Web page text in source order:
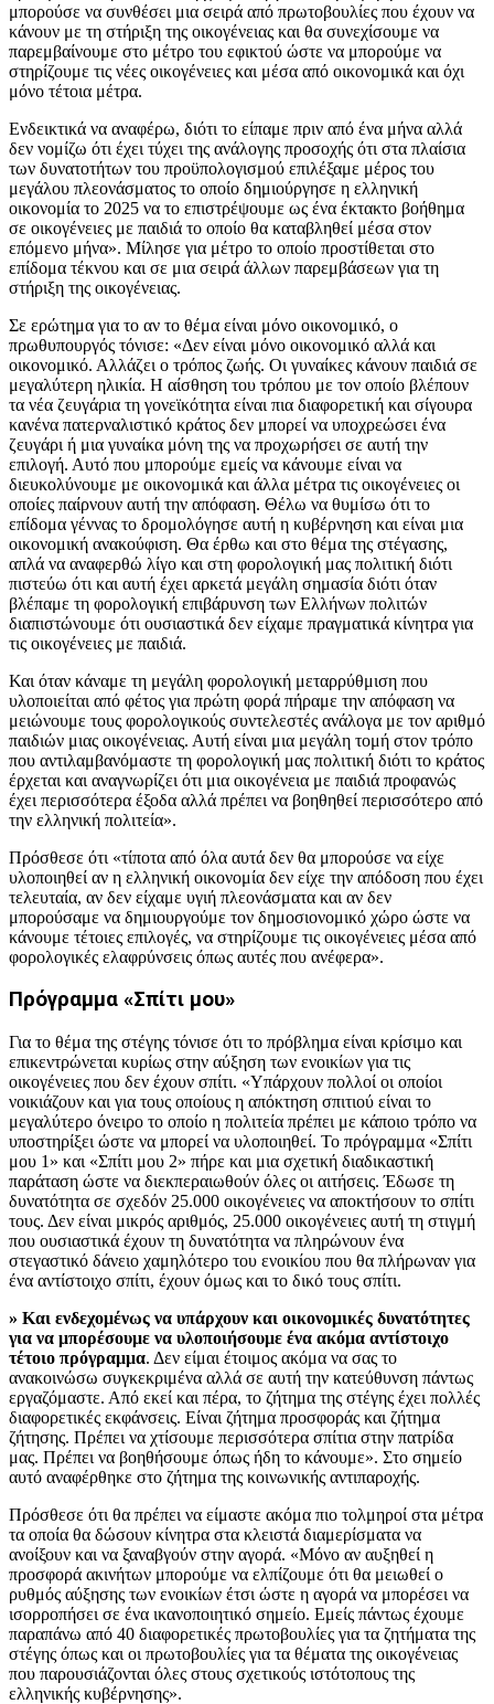
μπορούσε να συνθέσει μια σειρά από πρωτοβουλίες που έχουν να
κάνουν με τη στήριξη της οικογένειας και θα συνεχίσουμε να
παρεμβαίνουμε στο μέτρο του εφικτού ώστε να μπορούμε να
στηρίζουμε τις νέες οικογένειες και μέσα από οικονομικά και όχι
μόνο τέτοια μέτρα.
Ενδεικτικά να αναφέρω, διότι το είπαμε πριν από ένα μήνα αλλά
δεν νομίζω ότι έχει τύχει της ανάλογης προσοχής ότι στα πλαίσια
των δυνατοτήτων του προϋπολογισμού επιλέξαμε μέρος του
μεγάλου πλεονάσματος το οποίο δημιούργησε η ελληνική
οικονομία το 2025 να το επιστρέψουμε ως ένα έκτακτο βοήθημα
σε οικογένειες με παιδιά το οποίο θα καταβληθεί μέσα στον
επόμενο μήνα». Μίλησε για μέτρο το οποίο προστίθεται στο
επίδομα τέκνου και σε μια σειρά άλλων παρεμβάσεων για τη
στήριξη της οικογένειας.
Σε ερώτημα για το αν το θέμα είναι μόνο οικονομικό, ο
πρωθυπουργός τόνισε: «Δεν είναι μόνο οικονομικό αλλά και
οικονομικό. Αλλάζει ο τρόπος ζωής. Οι γυναίκες κάνουν παιδιά σε
μεγαλύτερη ηλικία. Η αίσθηση του τρόπου με τον οποίο βλέπουν
τα νέα ζευγάρια τη γονεϊκότητα είναι πια διαφορετική και σίγουρα
κανένα πατερναλιστικό κράτος δεν μπορεί να υποχρεώσει ένα
ζευγάρι ή μια γυναίκα μόνη της να προχωρήσει σε αυτή την
επιλογή. Αυτό που μπορούμε εμείς να κάνουμε είναι να
διευκολύνουμε με οικονομικά και άλλα μέτρα τις οικογένειες οι
οποίες παίρνουν αυτή την απόφαση. Θέλω να θυμίσω ότι το
επίδομα γέννας το δρομολόγησε αυτή η κυβέρνηση και είναι μια
οικονομική ανακούφιση. Θα έρθω και στο θέμα της στέγασης,
απλά να αναφερθώ λίγο και στη φορολογική μας πολιτική διότι
πιστεύω ότι και αυτή έχει αρκετά μεγάλη σημασία διότι όταν
βλέπαμε τη φορολογική επιβάρυνση των Ελλήνων πολιτών
διαπιστώνουμε ότι ουσιαστικά δεν είχαμε πραγματικά κίνητρα για
τις οικογένειες με παιδιά.
Και όταν κάναμε τη μεγάλη φορολογική μεταρρύθμιση που
υλοποιείται από φέτος για πρώτη φορά πήραμε την απόφαση να
μειώνουμε τους φορολογικούς συντελεστές ανάλογα με τον αριθμό
παιδιών μιας οικογένειας. Αυτή είναι μια μεγάλη τομή στον τρόπο
που αντιλαμβανόμαστε τη φορολογική μας πολιτική διότι το κράτος
έρχεται και αναγνωρίζει ότι μια οικογένεια με παιδιά προφανώς
έχει περισσότερα έξοδα αλλά πρέπει να βοηθηθεί περισσότερο από
την ελληνική πολιτεία».
Πρόσθεσε ότι «τίποτα από όλα αυτά δεν θα μπορούσε να είχε
υλοποιηθεί αν η ελληνική οικονομία δεν είχε την απόδοση που έχει
τελευταία, αν δεν είχαμε υγιή πλεονάσματα και αν δεν
μπορούσαμε να δημιουργούμε τον δημοσιονομικό χώρο ώστε να
κάνουμε τέτοιες επιλογές, να στηρίζουμε τις οικογένειες μέσα από
φορολογικές ελαφρύνσεις όπως αυτές που ανέφερα».
Πρόγραμμα «Σπίτι μου»
Για το θέμα της στέγης τόνισε ότι το πρόβλημα είναι κρίσιμο και
επικεντρώνεται κυρίως στην αύξηση των ενοικίων για τις
οικογένειες που δεν έχουν σπίτι. «Υπάρχουν πολλοί οι οποίοι
νοικιάζουν και για τους οποίους η απόκτηση σπιτιού είναι το
μεγαλύτερο όνειρο το οποίο η πολιτεία πρέπει με κάποιο τρόπο να
υποστηρίξει ώστε να μπορεί να υλοποιηθεί. Το πρόγραμμα «Σπίτι
μου 1» και «Σπίτι μου 2» πήρε και μια σχετική διαδικαστική
παράταση ώστε να διεκπεραιωθούν όλες οι αιτήσεις. Έδωσε τη
δυνατότητα σε σχεδόν 25.000 οικογένειες να αποκτήσουν το σπίτι
τους. Δεν είναι μικρός αριθμός, 25.000 οικογένειες αυτή τη στιγμή
που ουσιαστικά έχουν τη δυνατότητα να πληρώνουν ένα
στεγαστικό δάνειο χαμηλότερο του ενοικίου που θα πλήρωναν για
ένα αντίστοιχο σπίτι, έχουν όμως και το δικό τους σπίτι.
» Και ενδεχομένως να υπάρχουν και οικονομικές δυνατότητες
για να μπορέσουμε να υλοποιήσουμε ένα ακόμα αντίστοιχο
τέτοιο πρόγραμμα. Δεν είμαι έτοιμος ακόμα να σας το
ανακοινώσω συγκεκριμένα αλλά σε αυτή την κατεύθυνση πάντως
εργαζόμαστε. Από εκεί και πέρα, το ζήτημα της στέγης έχει πολλές
διαφορετικές εκφάνσεις. Είναι ζήτημα προσφοράς και ζήτημα
ζήτησης. Πρέπει να χτίσουμε περισσότερα σπίτια στην πατρίδα
μας. Πρέπει να βοηθήσουμε όπως ήδη το κάνουμε». Στο σημείο
αυτό αναφέρθηκε στο ζήτημα της κοινωνικής αντιπαροχής.
Πρόσθεσε ότι θα πρέπει να είμαστε ακόμα πιο τολμηροί στα μέτρα
τα οποία θα δώσουν κίνητρα στα κλειστά διαμερίσματα να
ανοίξουν και να ξαναβγούν στην αγορά. «Μόνο αν αυξηθεί η
προσφορά ακινήτων μπορούμε να ελπίζουμε ότι θα μειωθεί ο
ρυθμός αύξησης των ενοικίων έτσι ώστε η αγορά να μπορέσει να
ισορροπήσει σε ένα ικανοποιητικό σημείο. Εμείς πάντως έχουμε
παραπάνω από 40 διαφορετικές πρωτοβουλίες για τα ζητήματα της
στέγης όπως και οι πρωτοβουλίες για τα θέματα της οικογένειας
που παρουσιάζονται όλες στους σχετικούς ιστότοπους της
ελληνικής κυβέρνησης».